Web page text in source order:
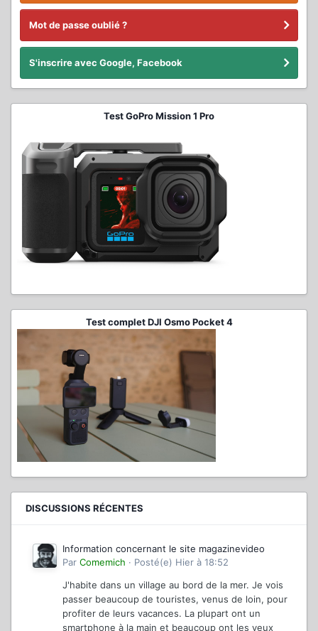
Mot de passe oublié ?
S'inscrire avec Google, Facebook
Test GoPro Mission 1 Pro
Test complet DJI Osmo Pocket 4
DISCUSSIONS RÉCENTES
Information concernant le site magazinevideo
Par Comemich · Posté(e) Hier à 18:52
J'habite dans un village au bord de la mer. Je vois
passer beaucoup de touristes, venus de loin, pour
profiter de leurs vacances. La plupart ont un
smartphone à la main et beaucoup ont les yeux